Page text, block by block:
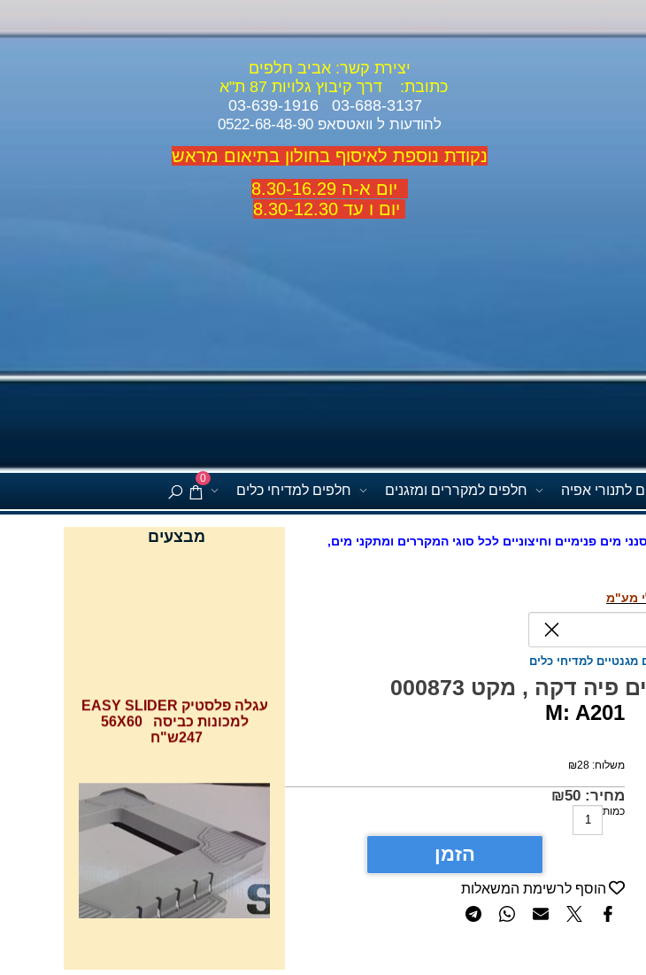
יצירת קשר: אביב חלפים
כתובת:
דרך קיבוץ גלויות 87 ת"א
להודעות ל וואטסאפ 0522-68-48-90
נקודת נוספת לאיסוף בחולון בתיאום מראש
יום א-ה 8.30-16.29
יום ו עד 8.30-12.30
0
לתנורי אפיה חלפים למקררים ומזגנים חלפים למדיחי כלים
מים פנימיים וחיצוניים לכל סוגי המקררים ומתקני מים,
מע"מ
מגנטיים למדיחי כלים
דקה , מקט 000873
M: A201
משלוח: ₪28
מחיר: ₪50
כמות
הזמן
הוסף לרשימת המשאלות
מבצעים
למכונות כביסה 56X60
247ש"ח